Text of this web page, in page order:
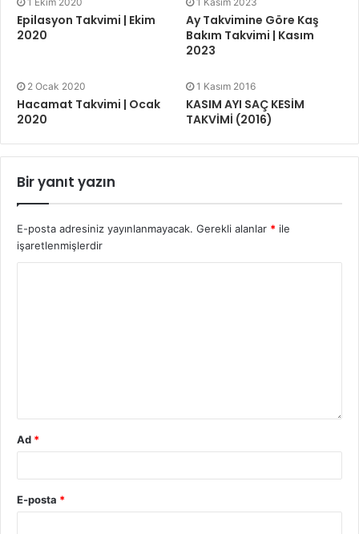
Epilasyon Takvimi | Ekim
2020
Ay Takvimine Göre Kaş
Bakım Takvimi | Kasım
2023
2 Ocak 2020
Hacamat Takvimi | Ocak
2020
1 Kasım 2016
KASIM AYI SAÇ KESİM
TAKVİMİ (2016)
Bir yanıt yazın
E-posta adresiniz yayınlanmayacak. Gerekli alanlar * ile
işaretlenmişlerdir
Ad *
E-posta *